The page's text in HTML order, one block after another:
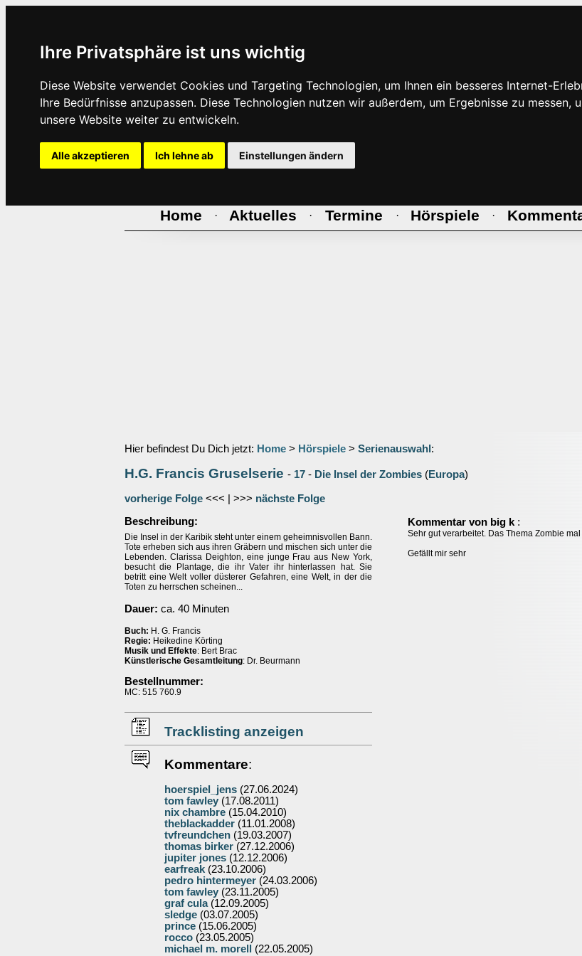
Ihre Privatsphäre ist uns wichtig
Diese Website verwendet Cookies und Targeting Technologien, um Ihnen ein besseres Internet-
Ihre Bedürfnisse anzupassen. Diese Technologien nutzen wir außerdem, um Ergebnisse zu
unsere Website weiter zu entwickeln.
Alle akzeptieren Ich lehne ab Einstellungen ändern
Home · Aktuelles · Termine · Hörspiele ·
Hier befindest Du Dich jetzt: Home > Hörspiele > Serienauswahl :
H.G. Francis Gruselserie - 17 - Die Insel der Zombies (Europa)
vorherige Folge <<< | >>> nächste Folge
Beschreibung:
Die Insel in der Karibik steht unter einem geheimnisvollen Bann.
Tote erheben sich aus ihren Gräbern und mischen sich unter die
Lebenden. Clarissa Deighton, eine junge Frau aus New York,
besucht die Plantage, die ihr Vater ihr hinterlassen hat. Sie
betritt eine Welt voller düsterer Gefahren, eine Welt, in der die
Toten zu herrschen scheinen...
Dauer: ca. 40 Minuten
Buch: H. G. Francis
Regie: Heikedine Körting
Musik und Effekte: Bert Brac
Künstlerische Gesamtleitung: Dr. Beurmann
Bestellnummer:
MC: 515 760.9
Tracklisting anzeigen
Kommentare:
hoerspiel_jens (27.06.2024)
tom fawley (17.08.2011)
nix chambre (15.04.2010)
theblackadder (11.01.2008)
tvfreundchen (19.03.2007)
thomas birker (27.12.2006)
jupiter jones (12.12.2006)
earfreak (23.10.2006)
pedro hintermeyer (24.03.2006)
tom fawley (23.11.2005)
graf cula(12.09.2005)
sledge (03.07.2005)
prince (15.06.2005)
rocco (23.05.2005)
michael m. morell
(22.05.2005)
Kommentar von big k :
Sehr gut verarbeitet. Das Thema Zombie
Gefällt mir sehr